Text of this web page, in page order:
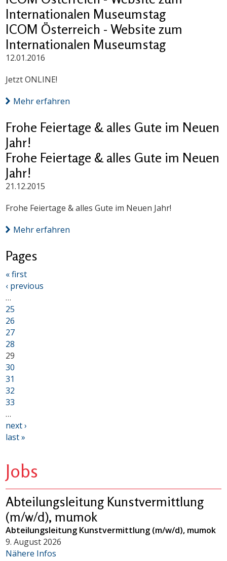
Internationalen Museumstag
ICOM Österreich - Website zum
Internationalen Museumstag
12.01.2016
Jetzt ONLINE!
Mehr erfahren
Frohe Feiertage & alles Gute im Neuen
Jahr!
Frohe Feiertage & alles Gute im Neuen
Jahr!
21.12.2015
Frohe Feiertage & alles Gute im Neuen Jahr!
Mehr erfahren
Pages
« first
‹ previous
…
25
26
27
28
29
30
31
32
33
…
next ›
last »
Jobs
Abteilungsleitung Kunstvermittlung
(m/w/d), mumok
Abteilungsleitung Kunstvermittlung (m/w/d), mumok
9. August 2026
Nähere Infos